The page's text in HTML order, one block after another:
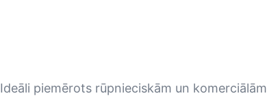
Ideāli piemērots rūpnieciskām un komerciālām